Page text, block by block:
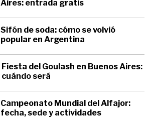
Aires: entrada gratis
Sifón de soda: cómo se volvió
popular en Argentina
Fiesta del Goulash en Buenos Aires:
cuándo será
Campeonato Mundial del Alfajor:
fecha, sede y actividades